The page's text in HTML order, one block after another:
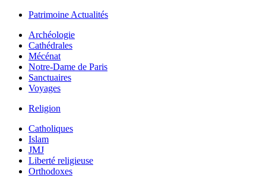
Patrimoine Actualités
Archéologie
Cathédrales
Mécénat
Notre-Dame de Paris
Sanctuaires
Voyages
Religion
Catholiques
Islam
JMJ
Liberté religieuse
Orthodoxes